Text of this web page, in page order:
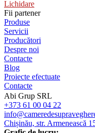
Lichidare
Fii partener
Produse
Servicii
Producători
Despre noi
Contacte
Blog
Proiecte efectuate
Contacte
Abi Grup SRL
+373 61 00 04 22
Chișinău, str. Armenească